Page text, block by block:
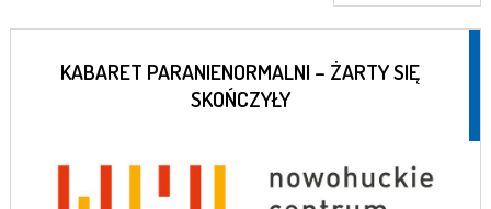
KABARET PARANIENORMALNI – ŻARTY SIĘ
SKOŃCZYŁY